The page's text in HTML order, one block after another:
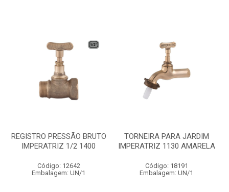
REGISTRO PRESSÃO BRUTO
IMPERATRIZ 1/2 1400
Código: 12642
Embalagem: UN/1
TORNEIRA PARA JARDIM
IMPERATRIZ 1130 AMARELA
Código: 18191
Embalagem: UN/1